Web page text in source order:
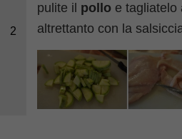
2
pulite il pollo e tagliatelo
altrettanto con la